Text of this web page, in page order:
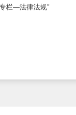
栏—法律法规”